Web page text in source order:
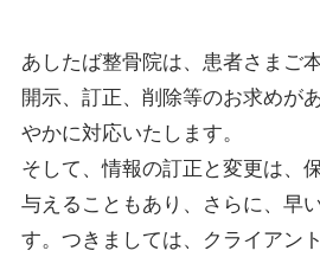
あしたば整骨院は、患者さまご
開示、訂正、削除等のお求めが
やかに対応いたします。
そして、情報の訂正と変更は、
与えることもあり、さらに、早
す。つきましては、クライアン